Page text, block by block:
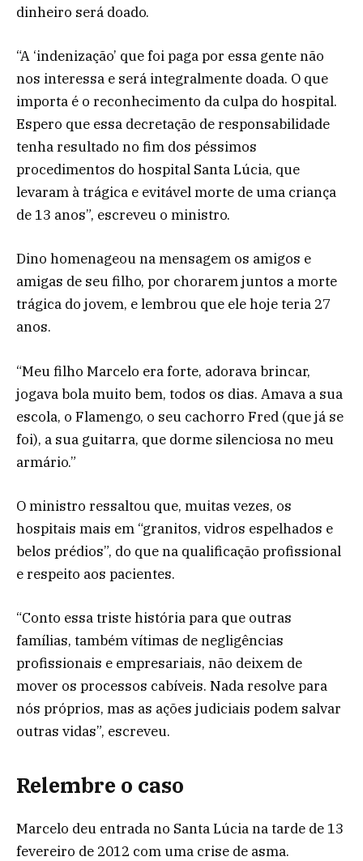
dinheiro será doado.
“A ‘indenização’ que foi paga por essa gente não
nos interessa e será integralmente doada. O que
importa é o reconhecimento da culpa do hospital.
Espero que essa decretação de responsabilidade
tenha resultado no fim dos péssimos
procedimentos do hospital Santa Lúcia, que
levaram à trágica e evitável morte de uma criança
de 13 anos”, escreveu o ministro.
Dino homenageou na mensagem os amigos e
amigas de seu filho, por chorarem juntos a morte
trágica do jovem, e lembrou que ele hoje teria 27
anos.
“Meu filho Marcelo era forte, adorava brincar,
jogava bola muito bem, todos os dias. Amava a sua
escola, o Flamengo, o seu cachorro Fred (que já se
foi), a sua guitarra, que dorme silenciosa no meu
armário.”
O ministro ressaltou que, muitas vezes, os
hospitais mais em “granitos, vidros espelhados e
belos prédios”, do que na qualificação profissional
e respeito aos pacientes.
“Conto essa triste história para que outras
famílias, também vítimas de negligências
profissionais e empresariais, não deixem de
mover os processos cabíveis. Nada resolve para
nós próprios, mas as ações judiciais podem salvar
outras vidas”, escreveu.
Relembre o caso
Marcelo deu entrada no Santa Lúcia na tarde de 13
fevereiro de 2012 com uma crise de asma.